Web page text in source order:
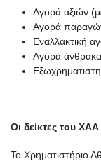
Αγορά αξιών
Αγορά
Εναλλακτική
Αγορά
Οι δείκτες του ΧΑΑ
Το Χρηματιστήριο